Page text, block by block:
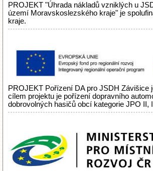
PROJEKT "Úhrada nákladů vzniklých u
území Moravskoslezského kraje" je
kraje.
PROJEKT Pořízení DA pro JSDH Závišice
cílem projektu je pořízení dopravního
dobrovolných hasičů obcí kategorie JPO II,